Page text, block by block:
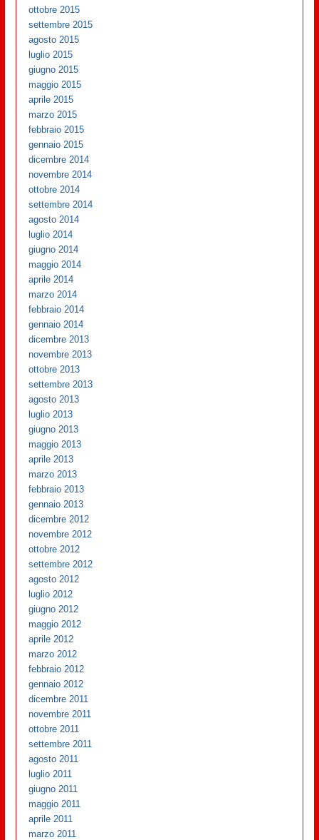
ottobre 2015
settembre 2015
agosto 2015
luglio 2015
giugno 2015
maggio 2015
aprile 2015
marzo 2015
febbraio 2015
gennaio 2015
dicembre 2014
novembre 2014
ottobre 2014
settembre 2014
agosto 2014
luglio 2014
giugno 2014
maggio 2014
aprile 2014
marzo 2014
febbraio 2014
gennaio 2014
dicembre 2013
novembre 2013
ottobre 2013
settembre 2013
agosto 2013
luglio 2013
giugno 2013
maggio 2013
aprile 2013
marzo 2013
febbraio 2013
gennaio 2013
dicembre 2012
novembre 2012
ottobre 2012
settembre 2012
agosto 2012
luglio 2012
giugno 2012
maggio 2012
aprile 2012
marzo 2012
febbraio 2012
gennaio 2012
dicembre 2011
novembre 2011
ottobre 2011
settembre 2011
agosto 2011
luglio 2011
giugno 2011
maggio 2011
aprile 2011
marzo 2011